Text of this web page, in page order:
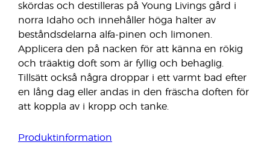
skördas och destilleras på Young Livings gård i
norra Idaho och innehåller höga halter av
beståndsdelarna alfa-pinen och limonen.
Applicera den på nacken för att känna en rökig
och träaktig doft som är fyllig och behaglig.
Tillsätt också några droppar i ett varmt bad efter
en lång dag eller andas in den fräscha doften för
att koppla av i kropp och tanke.
Produktinformation